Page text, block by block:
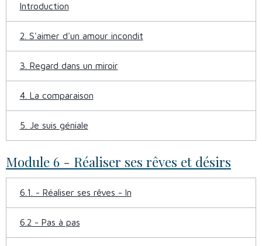
Introduction
2. S'aimer d'un amour incondit
3. Regard dans un miroir
4. La comparaison
5. Je suis géniale
Module 6 - Réaliser ses rêves et désirs
6.1. - Réaliser ses rêves - In
6.2 - Pas à pas